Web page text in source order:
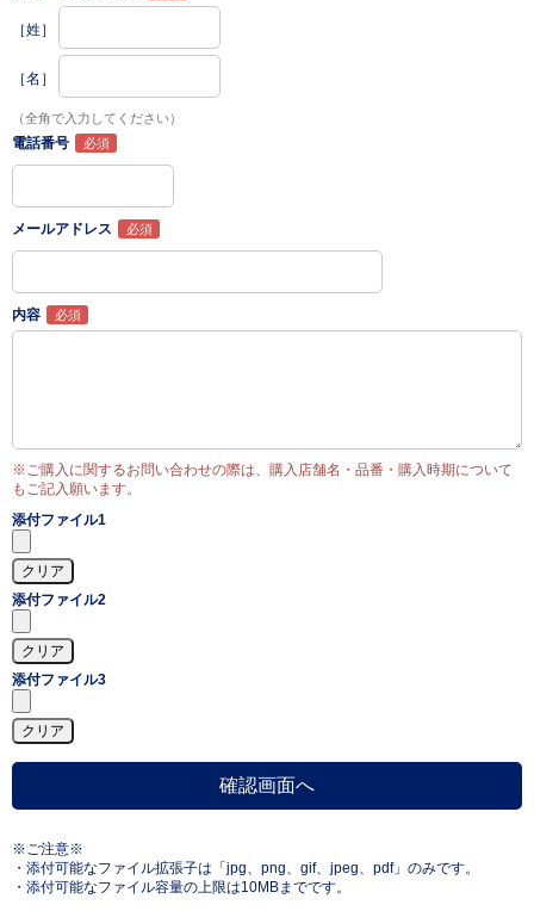
［姓］
［名］
（全角で入力してください）
電話番号
メールアドレス
内容
※ご購入に関するお問い合わせの際は、購入店舗名・品番・購入時期について
もご記入願います。
添付ファイル1
添付ファイル2
添付ファイル3
※ご注意※
・添付可能なファイル拡張子は「jpg、png、gif、jpeg、pdf」のみです。
・添付可能なファイル容量の上限は10MBまでです。